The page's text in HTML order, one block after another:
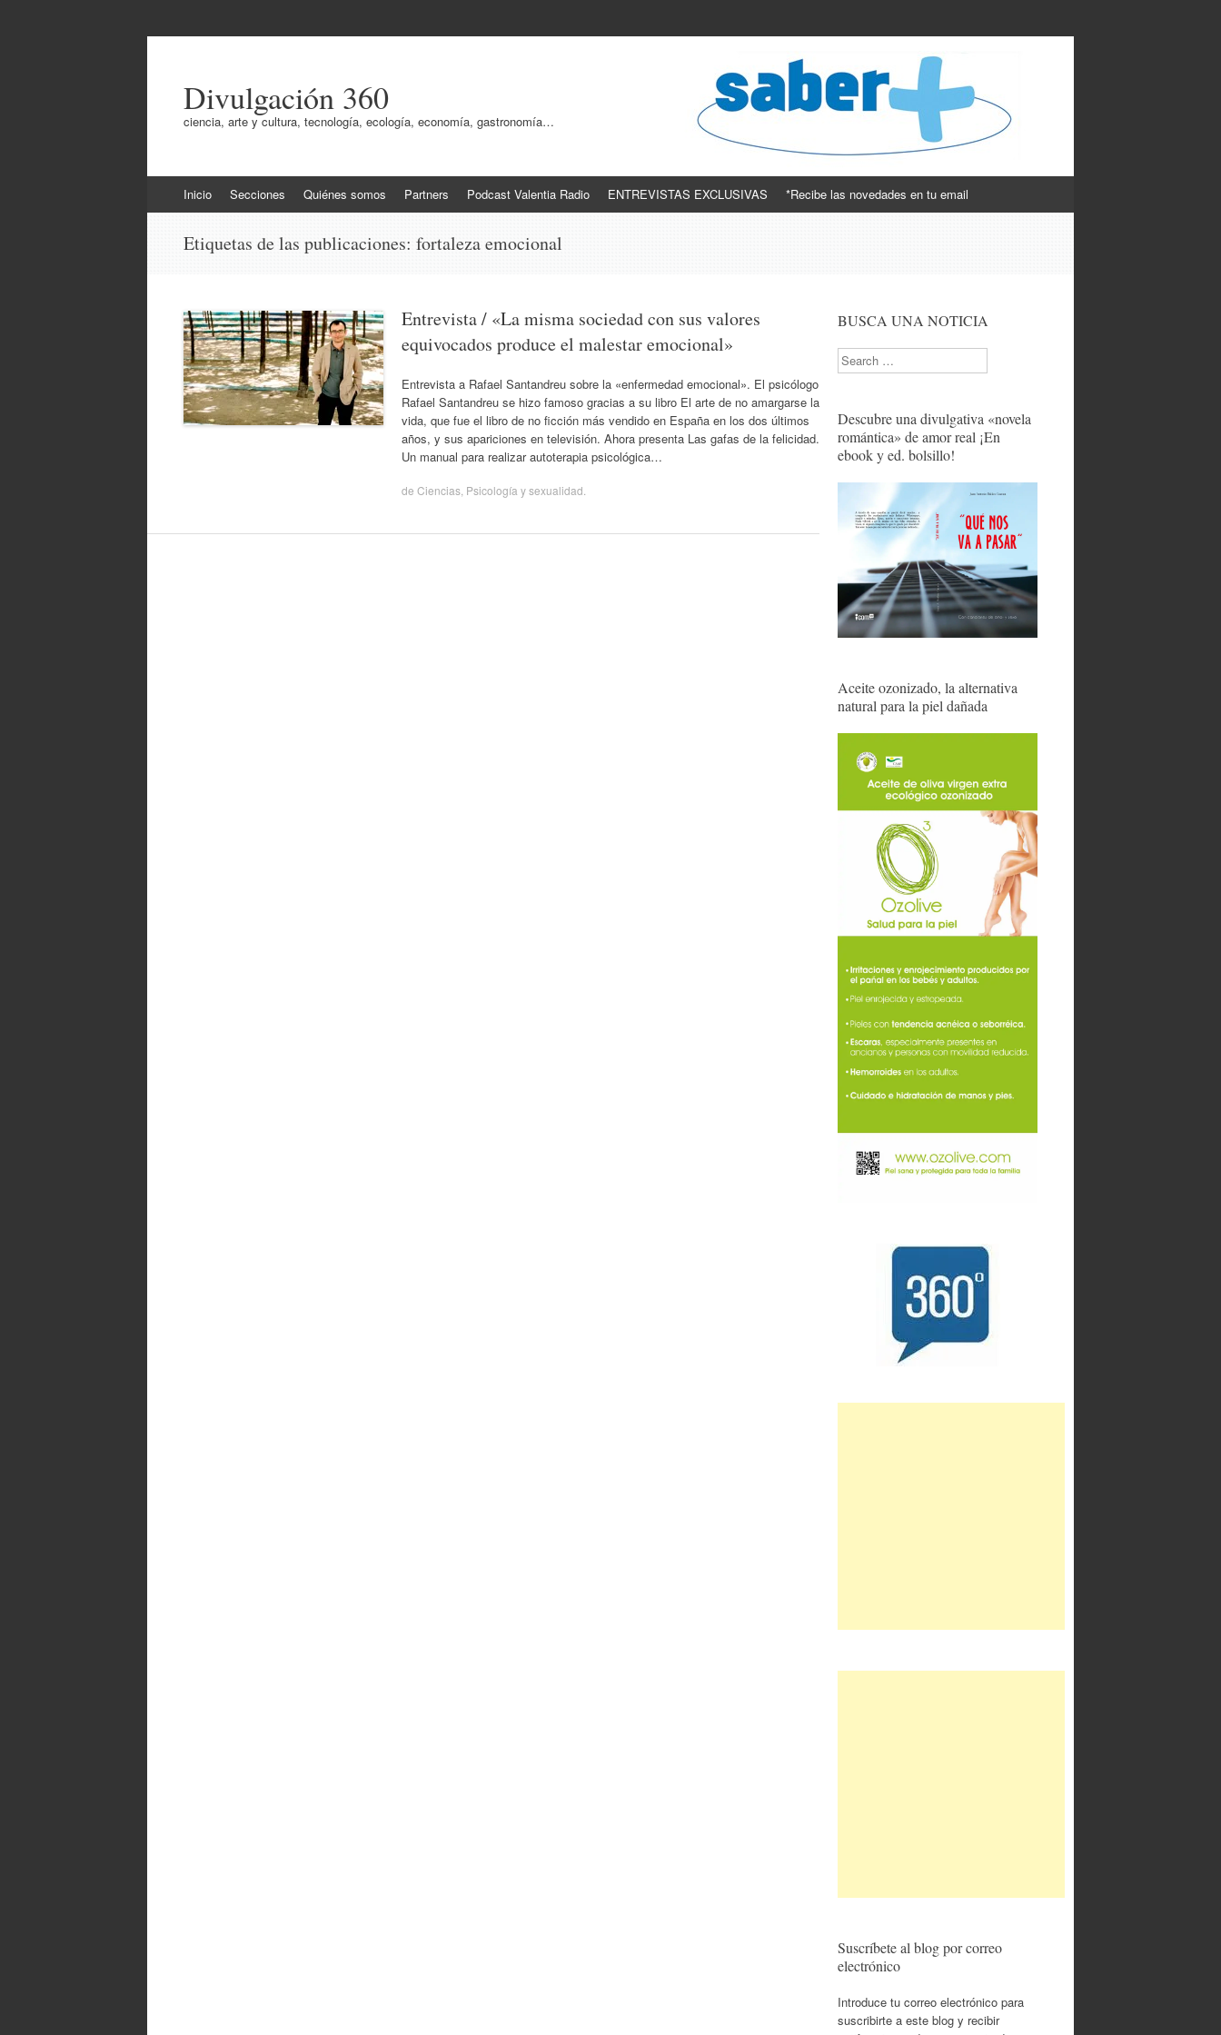
Divulgación 360
ciencia, arte y cultura, tecnología, ecología, economía, gastronomía…
al
Inicio Secciones Quiénes somos Partners Podcast Valentia Radio ENTREVISTAS EXCLUSIVAS *Recibe las novedades en tu email
Etiquetas de las publicaciones: fortaleza emocional
Entrevista / «La misma sociedad con sus valores
equivocados produce el malestar emocional»
Entrevista a Rafael Santandreu sobre la «enfermedad emocional». El psicólogo
Rafael Santandreu se hizo famoso gracias a su libro El arte de no amargarse la
vida, que fue el libro de no ficción más vendido en España en los dos últimos
años, y sus apariciones en televisión. Ahora presenta Las gafas de la felicidad.
Un manual para realizar autoterapia psicológica…
de Ciencias Psicología y sexualidad
BUSCA UNA NOTICIA
Search
Descubre una divulgativa «novela
romántica» de amor real ¡En
ebook y ed. bolsillo!
Aceite ozonizado, la alternativa
natural para la piel dañada
Suscríbete al blog por correo
electrónico
Introduce tu correo electrónico para
suscribirte a este blog y recibir